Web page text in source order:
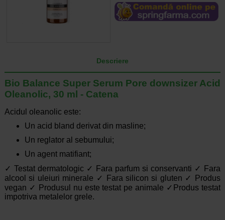
Descriere
Bio Balance Super Serum Pore downsizer Acid
Oleanolic, 30 ml - Catena
Acidul oleanolic este:
Un acid bland derivat din masline;
Un reglator al sebumului;
Un agent matifiant;
✓ Testat dermatologic ✓ Fara parfum si conservanti ✓ Fara
alcool si uleiuri minerale ✓ Fara silicon si gluten ✓ Produs
vegan ✓ Produsul nu este testat pe animale ✓Produs testat
impotriva metalelor grele.